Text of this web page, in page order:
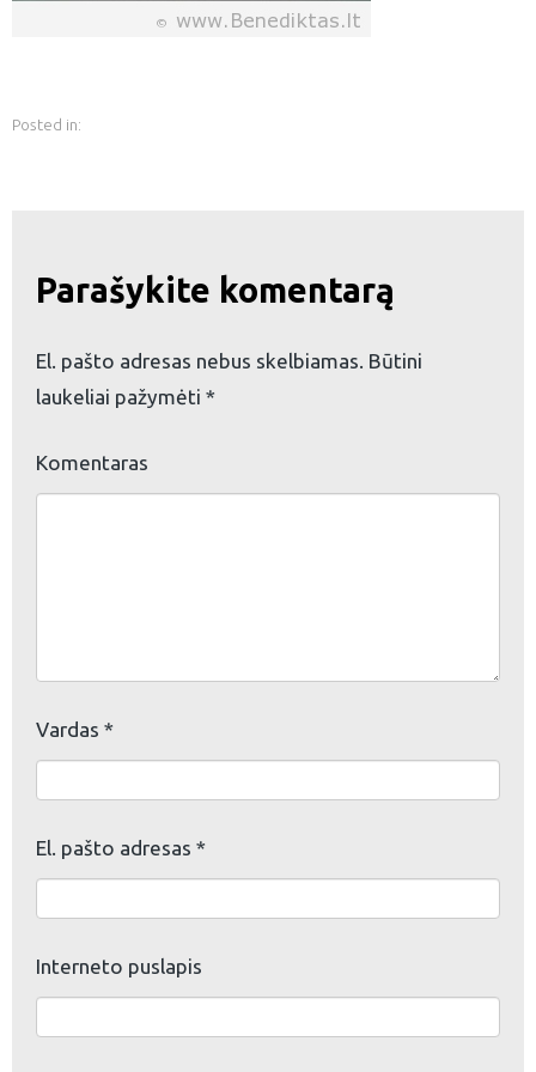
Posted in:
Parašykite komentarą
El. pašto adresas nebus skelbiamas. Būtini
laukeliai pažymėti *
Komentaras
Vardas *
El. pašto adresas *
Interneto puslapis